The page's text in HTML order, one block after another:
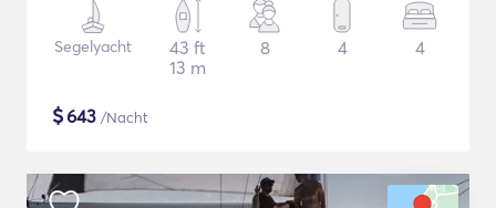
Segelyacht
43 ft
13 m
8 4 4
$643 /Nacht